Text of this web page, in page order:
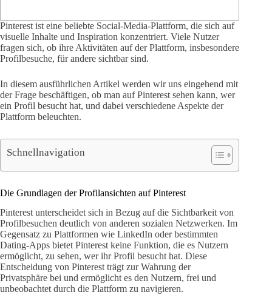
Pinterest ist eine beliebte Social-Media-Plattform, die sich auf
visuelle Inhalte und Inspiration konzentriert. Viele Nutzer
fragen sich, ob ihre Aktivitäten auf der Plattform, insbesondere
Profilbesuche, für andere sichtbar sind.
In diesem ausführlichen Artikel werden wir uns eingehend mit
der Frage beschäftigen, ob man auf Pinterest sehen kann, wer
ein Profil besucht hat, und dabei verschiedene Aspekte der
Plattform beleuchten.
Schnellnavigation
Die Grundlagen der Profilansichten auf Pinterest
Pinterest unterscheidet sich in Bezug auf die Sichtbarkeit von
Profilbesuchen deutlich von anderen sozialen Netzwerken. Im
Gegensatz zu Plattformen wie LinkedIn oder bestimmten
Dating-Apps bietet Pinterest keine Funktion, die es Nutzern
ermöglicht, zu sehen, wer ihr Profil besucht hat. Diese
Entscheidung von Pinterest trägt zur Wahrung der
Privatsphäre bei und ermöglicht es den Nutzern, frei und
unbeobachtet durch die Plattform zu navigieren.